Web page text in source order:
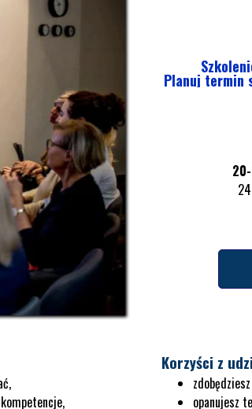
Planuj termin
Korzyści z
opanujesz